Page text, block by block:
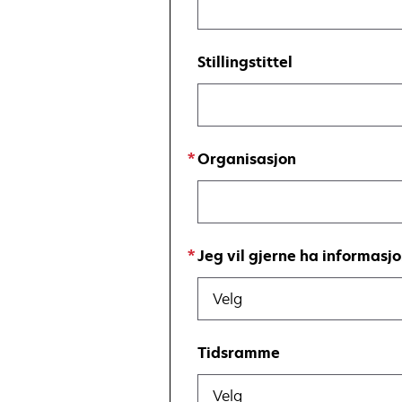
Stillingstittel
Organisasjon
Jeg vil gjerne ha
Velg
Tidsramme
Velg